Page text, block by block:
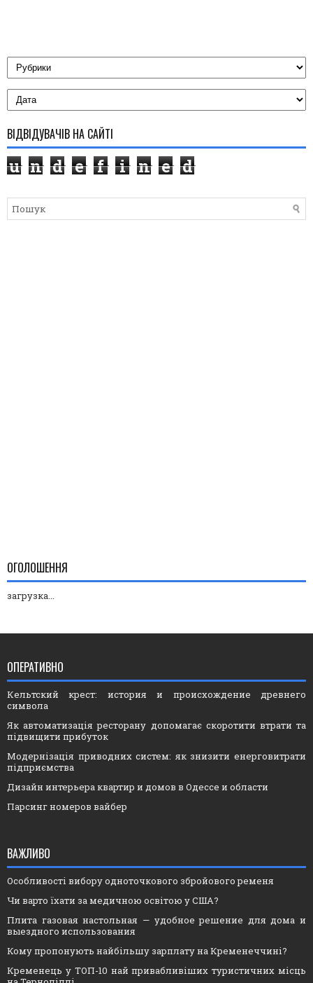
ВІДВІДУВАЧІВ НА САЙТІ
u n d e f i n e d
ОГОЛОШЕННЯ
загрузка...
ОПЕРАТИВНО
Кельтский крест: история и происхождение древнего
символа
Як автоматизація ресторану допомагає скоротити втрати та
підвищити прибуток
Модернізація приводних систем: як знизити енерговитрати
підприємства
Дизайн интерьера квартир и домов в Одессе и области
Парсинг номеров вайбер
ВАЖЛИВО
Особливості вибору одноточкового збройового ременя
Чи варто їхати за медичною освітою у США?
Плита газовая настольная — удобное решение для дома и
выездного использования
Кому пропонують найбільшу зарплату на Кременеччині?
Кременець у ТОП-10 най привабливіших туристичних місць